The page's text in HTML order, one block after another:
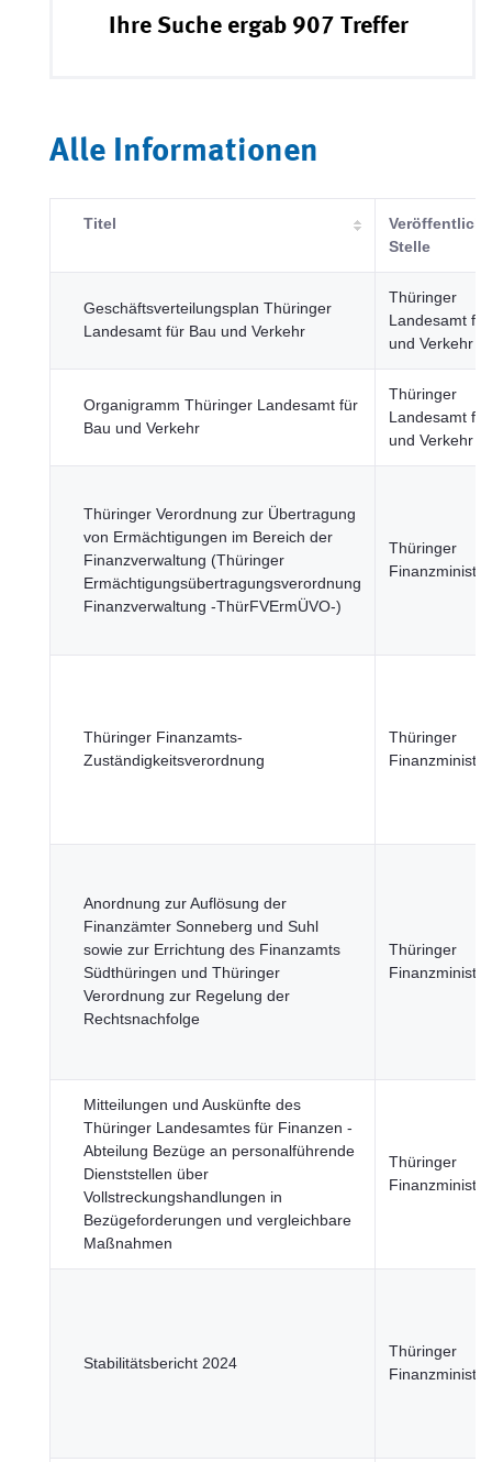
Ihre Suche ergab 907 Treffer
Alle Informationen
Titel
Stelle
Geschäftsverteilungsplan Thüringer
Landesamt für Bau und Verkehr
Thüringer
Landesamt
und Verkehr
Organigramm Thüringer Landesamt für
Bau und Verkehr
Thüringer
Landesamt
und Verkehr
Thüringer Verordnung zur Übertragung
von Ermächtigungen im Bereich der
Finanzverwaltung (Thüringer
Ermächtigungsübertragungsverordnung
Finanzverwaltung -ThürFVErmÜVO-)
Thüringer
Thüringer Finanzamts-
Zuständigkeitsverordnung
Thüringer
Anordnung zur Auflösung der
Finanzämter Sonneberg und Suhl
sowie zur Errichtung des Finanzamts
Südthüringen und Thüringer
Verordnung zur Regelung der
Rechtsnachfolge
Thüringer
Mitteilungen und Auskünfte des
Thüringer Landesamtes für Finanzen -
Abteilung Bezüge an personalführende
Dienststellen über
Vollstreckungshandlungen in
Bezügeforderungen und vergleichbare
Maßnahmen
Thüringer
Stabilitätsbericht 2024
Thüringer